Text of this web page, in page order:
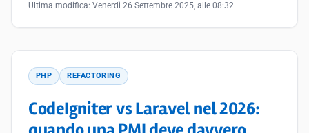
Ultima modifica: Venerdì 26 Settembre 2025, alle 08:32
PHP REFACTORING
CodeIgniter vs Laravel nel 2026: